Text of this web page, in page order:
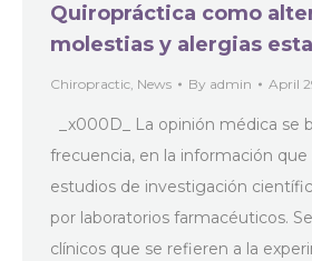
Quiropráctica como
molestias y alergias
Chiropractic, News By admin April
_x000D_ La opinión médica se
frecuencia, en la información que
estudios de investigación
por laboratorios farmacéuticos.
clínicos que se refieren a la